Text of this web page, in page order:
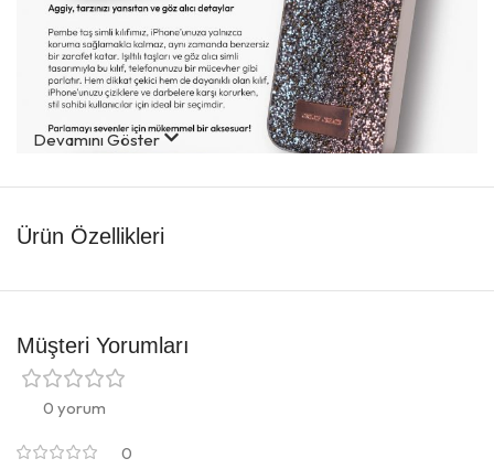
Devamını Göster
Ürün Özellikleri
Müşteri Yorumları
0 yorum
0